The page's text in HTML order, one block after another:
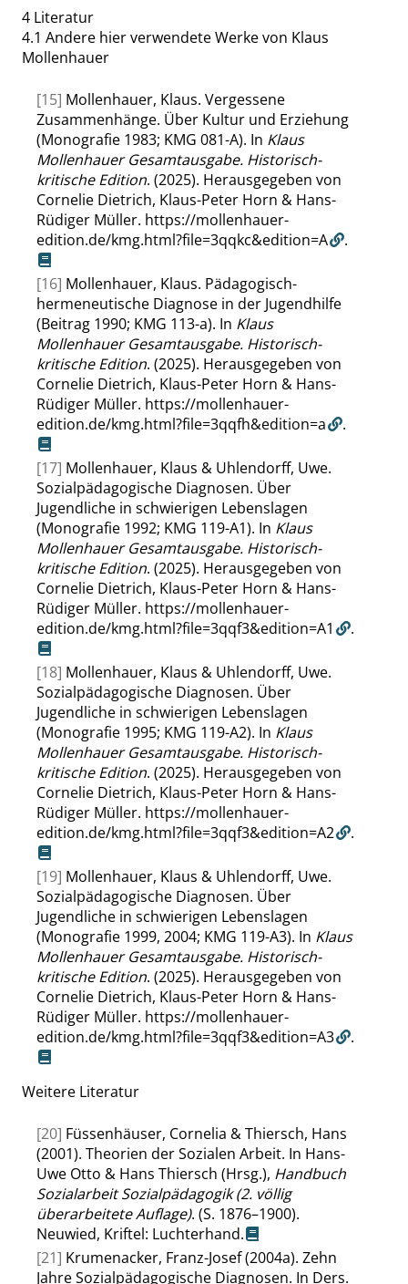
4 Literatur
4.1 Andere hier verwendete Werke von Klaus
Mollenhauer
[15] Mollenhauer, Klaus. Vergessene
Zusammenhänge. Über Kultur und Erziehung
(Monografie 1983; KMG 081-A). In Klaus
Mollenhauer Gesamtausgabe. Historisch-
kritische Edition. (2025). Herausgegeben von
Cornelie Dietrich, Klaus-Peter Horn & Hans-
Rüdiger Müller. https://mollenhauer-
edition.de/kmg.html?file=3qqkc&edition=A
.
[16] Mollenhauer, Klaus. Pädagogisch-
hermeneutische Diagnose in der Jugendhilfe
(Beitrag 1990; KMG 113-a). In Klaus
Mollenhauer Gesamtausgabe. Historisch-
kritische Edition. (2025). Herausgegeben von
Cornelie Dietrich, Klaus-Peter Horn & Hans-
Rüdiger Müller. https://mollenhauer-
edition.de/kmg.html?file=3qqfh&edition=a
.
[17] Mollenhauer, Klaus & Uhlendorff, Uwe.
Sozialpädagogische Diagnosen. Über
Jugendliche in schwierigen Lebenslagen
(Monografie 1992; KMG 119-A1). In Klaus
Mollenhauer Gesamtausgabe. Historisch-
kritische Edition. (2025). Herausgegeben von
Cornelie Dietrich, Klaus-Peter Horn & Hans-
Rüdiger Müller. https://mollenhauer-
edition.de/kmg.html?file=3qqf3&edition=A1
.
[18] Mollenhauer, Klaus & Uhlendorff, Uwe.
Sozialpädagogische Diagnosen. Über
Jugendliche in schwierigen Lebenslagen
(Monografie 1995; KMG 119-A2). In Klaus
Mollenhauer Gesamtausgabe. Historisch-
kritische Edition. (2025). Herausgegeben von
Cornelie Dietrich, Klaus-Peter Horn & Hans-
Rüdiger Müller. https://mollenhauer-
edition.de/kmg.html?file=3qqf3&edition=A2
.
[19] Mollenhauer, Klaus & Uhlendorff, Uwe.
Sozialpädagogische Diagnosen. Über
Jugendliche in schwierigen Lebenslagen
(Monografie 1999, 2004; KMG 119-A3). In Klaus
Mollenhauer Gesamtausgabe. Historisch-
kritische Edition. (2025). Herausgegeben von
Cornelie Dietrich, Klaus-Peter Horn & Hans-
Rüdiger Müller. https://mollenhauer-
edition.de/kmg.html?file=3qqf3&edition=A3
.
Weitere Literatur
[20] Füssenhäuser, Cornelia & Thiersch, Hans
(2001). Theorien der Sozialen Arbeit. In Hans-
Uwe Otto & Hans Thiersch (Hrsg.), Handbuch
Sozialarbeit Sozialpädagogik (2. völlig
überarbeitete Auflage). (S. 1876–1900).
Neuwied, Kriftel: Luchterhand.
[21] Krumenacker, Franz-Josef (2004a). Zehn
Jahre Sozialpädagogische Diagnosen. In Ders.